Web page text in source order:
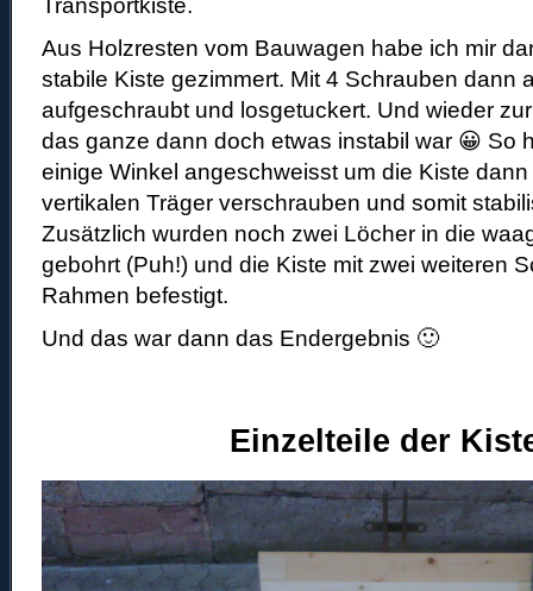
Transportkiste.
Aus Holzresten vom Bauwagen habe ich mir
stabile Kiste gezimmert. Mit 4 Schrauben dann
aufgeschraubt und losgetuckert. Und wieder
das ganze dann doch etwas instabil war 😀 So
einige Winkel angeschweisst um die Kiste
vertikalen Träger verschrauben und somit
Zusätzlich wurden noch zwei Löcher in die
gebohrt (Puh!) und die Kiste mit zwei weiteren
Rahmen befestigt.
Und das war dann das Endergebnis 🙂
Einzelteile der